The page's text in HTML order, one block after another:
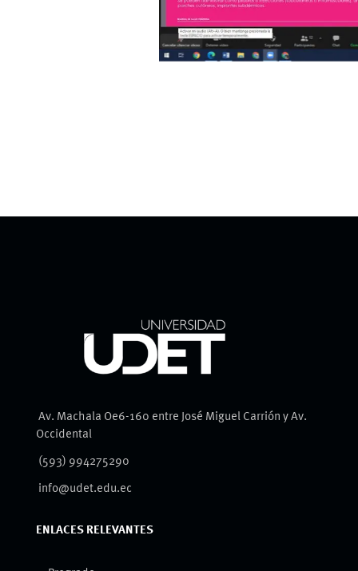
Av. Machala Oe6-160 entre José Miguel Carrión y Av.
Occidental
(593) 994275290
info@udet.edu.ec
ENLACES RELEVANTES